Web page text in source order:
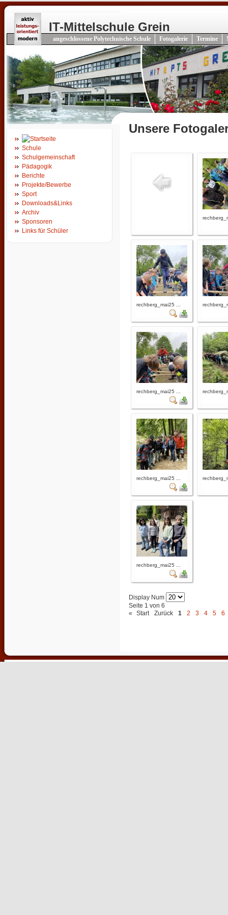
IT-Mittelschule Grein
angeschlossene Polytechnische Schule Fotogalerie Termine
Schule
Schulgemeinschaft
Pädagogik
Berichte
Projekte/Bewerbe
Sport
Downloads&Links
Archiv
Sponsoren
Links für Schüler
Unsere
rechberg_mai25 ...
rechberg_mai25 ...
rechberg_mai25 ...
rechberg_mai25 ...
Display Num
Seite 1 von 6
«
Start Zurück 1 2 3 4 5 6